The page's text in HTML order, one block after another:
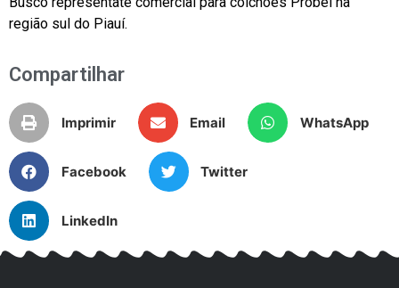
região sul do Piauí.
Compartilhar
Imprimir Email WhatsApp
Facebook Twitter
LinkedIn